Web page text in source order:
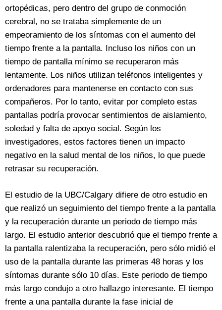
ortopédicas, pero dentro del grupo de conmoción
cerebral, no se trataba simplemente de un
empeoramiento de los síntomas con el aumento del
tiempo frente a la pantalla. Incluso los niños con un
tiempo de pantalla mínimo se recuperaron más
lentamente. Los niños utilizan teléfonos inteligentes y
ordenadores para mantenerse en contacto con sus
compañeros. Por lo tanto, evitar por completo estas
pantallas podría provocar sentimientos de aislamiento,
soledad y falta de apoyo social. Según los
investigadores, estos factores tienen un impacto
negativo en la salud mental de los niños, lo que puede
retrasar su recuperación.
El estudio de la UBC/Calgary difiere de otro estudio en
que realizó un seguimiento del tiempo frente a la pantalla
y la recuperación durante un periodo de tiempo más
largo. El estudio anterior descubrió que el tiempo frente a
la pantalla ralentizaba la recuperación, pero sólo midió el
uso de la pantalla durante las primeras 48 horas y los
síntomas durante sólo 10 días. Este periodo de tiempo
más largo condujo a otro hallazgo interesante. El tiempo
frente a una pantalla durante la fase inicial de